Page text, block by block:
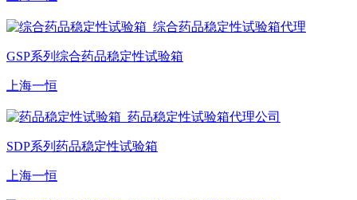
GSP系列综合药品稳定性试验箱
上海一恒
SDP系列药品稳定性试验箱
上海一恒